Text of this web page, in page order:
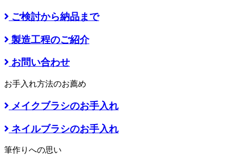
ご検討から納品まで
製造工程のご紹介
お問い合わせ
お手入れ方法のお薦め
メイクブラシのお手入れ
ネイルブラシのお手入れ
筆作りへの思い